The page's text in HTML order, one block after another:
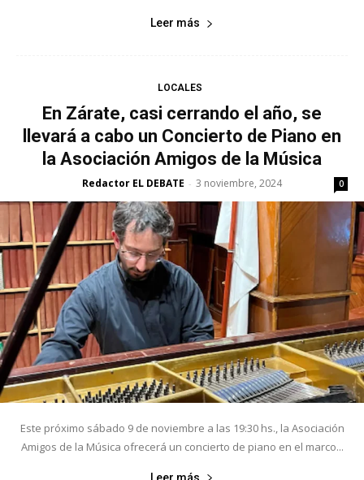
Leer más
LOCALES
En Zárate, casi cerrando el año, se
llevará a cabo un Concierto de Piano en
la Asociación Amigos de la Música
Redactor EL DEBATE - 3 noviembre, 2024 0
Este próximo sábado 9 de noviembre a las 19:30 hs., la Asociación
Amigos de la Música ofrecerá un concierto de piano en el marco...